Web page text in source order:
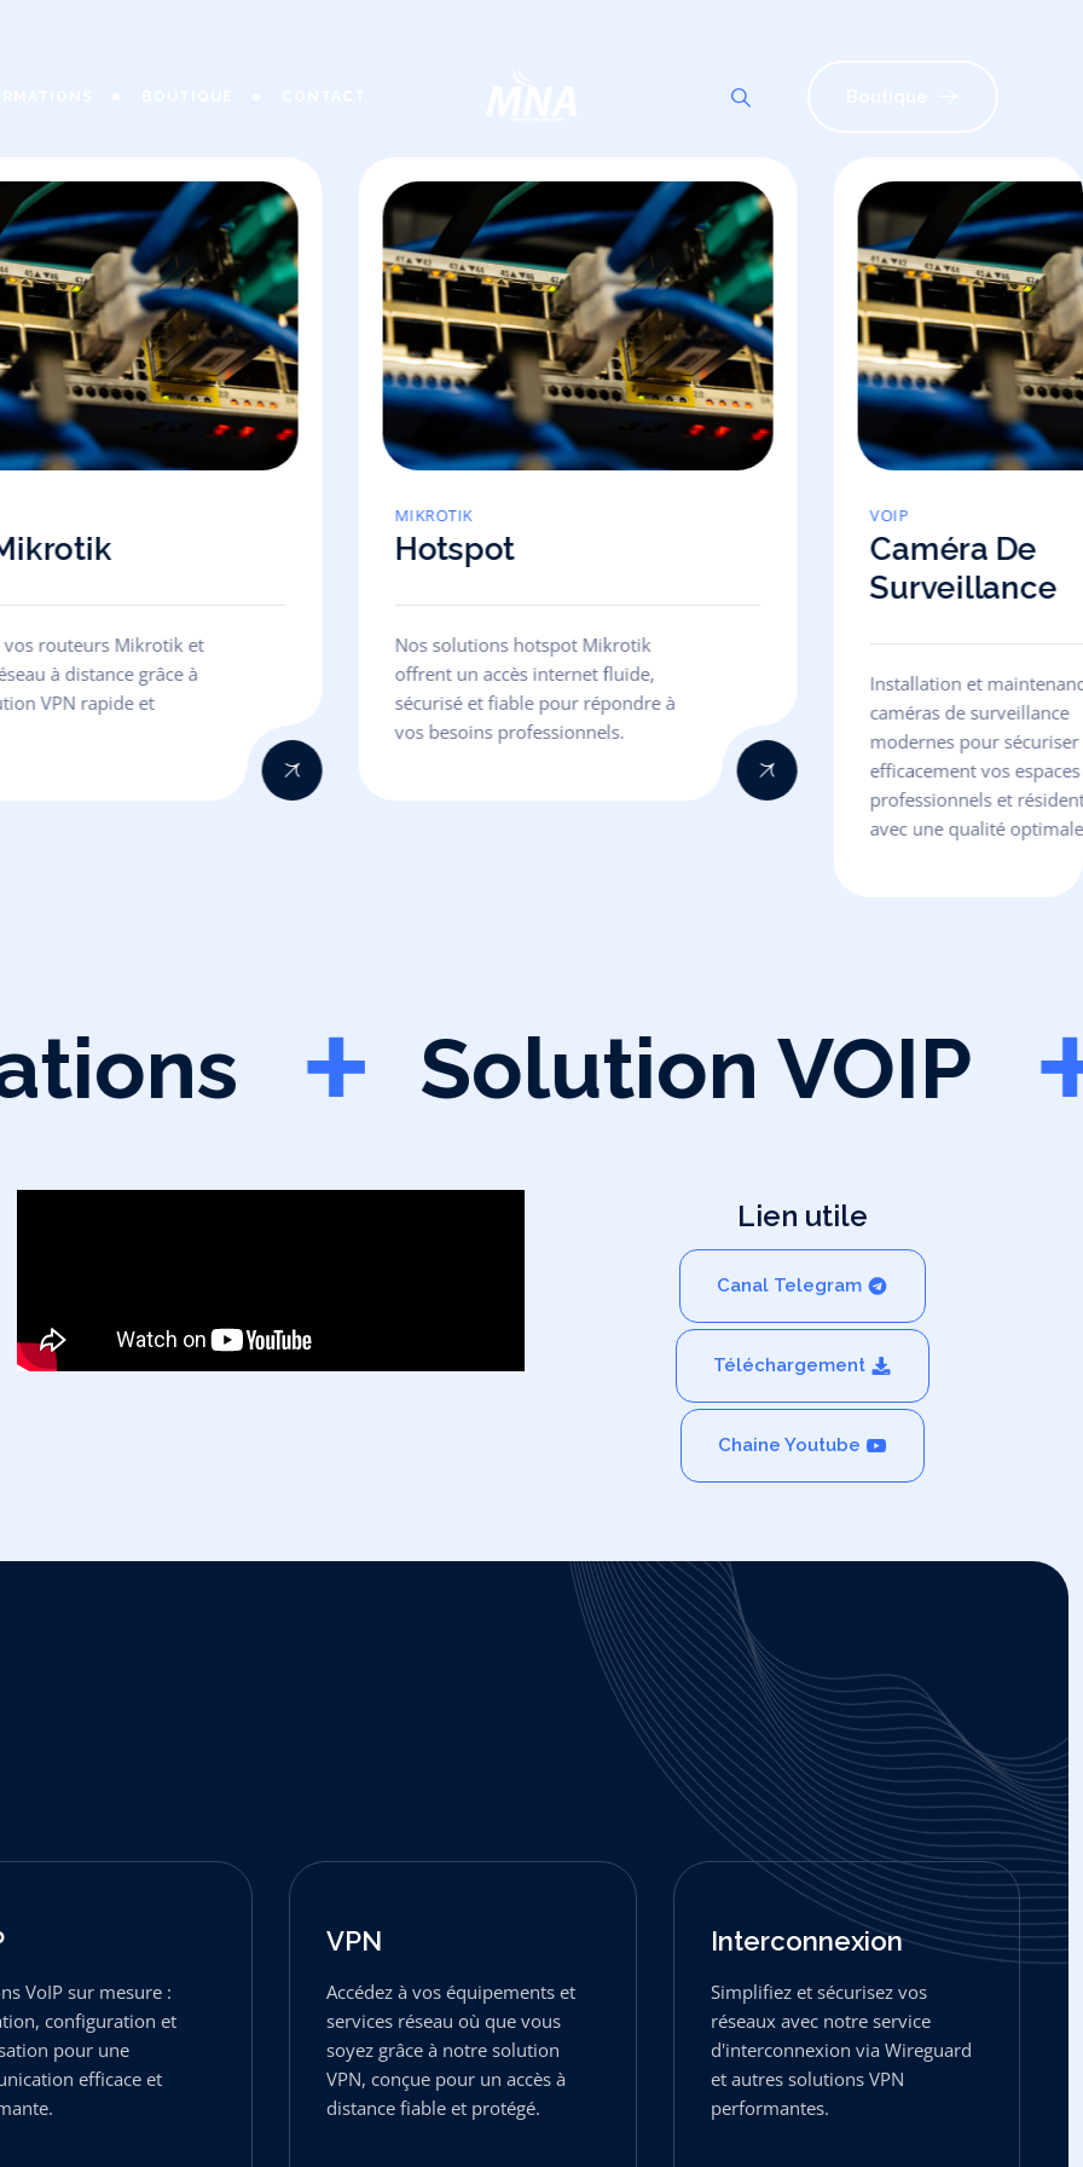
vos routeurs Mikrotik et
à distance grâce à
VPN rapide et
MIKROTIK
Hotspot
Nos solutions hotspot Mikrotik
offrent un accès internet fluide,
sécurisé et fiable pour répondre à
vos besoins professionnels.
VOIP
Caméra De
Surveillance
Installation et
caméras de surveillance
modernes pour sécuriser
efficacement vos espaces
professionnels et
avec une qualité optimale
Solution VOIP
Lien utile
Canal Telegram
Téléchargement
Chaine Youtube
VoIP sur mesure :
configuration et
pour une
efficace et
VPN
Accédez à vos équipements et
services réseau où que vous
soyez grâce à notre solution
VPN, conçue pour un accès à
distance fiable et protégé.
Interconnexion
Simplifiez et sécurisez vos
réseaux avec notre service
d'interconnexion via Wireguard
et autres solutions VPN
performantes.